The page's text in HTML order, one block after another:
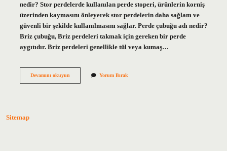
nedir? Stor perdelerde kullanılan perde stoperi, ürünlerin korniş
üzerinden kaymasını önleyerek stor perdelerin daha sağlam ve
güvenli bir şekilde kullanılmasını sağlar. Perde çubuğu adı nedir?
Briz çubuğu, Briz perdeleri takmak için gereken bir perde
aygıtıdır. Briz perdeleri genellikle tül veya kumaş…
Devamını okuyunPerde
Yorum Bırak
Sitemap